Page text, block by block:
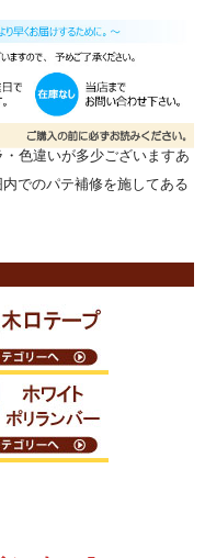
途）
コ目を計算してカットいたし
4mm減ります）
ご連絡いたします。
ット寸法をご記入いただく
。
↓↓をご覧ください。
色違いが多少ございますあ
でのパテ補修を施してある